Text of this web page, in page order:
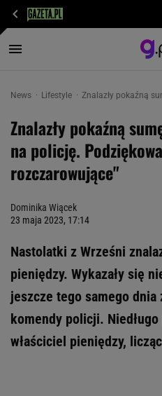
News Lifestyle Znalazły pokaźną
Znalazły pokaźną
na policję.
rozczarowujące"
Dominika Wiącek
23 maja 2023, 17:14
Nastolatki z Wrześni
pieniędzy. Wykazały się
jeszcze tego samego dnia
komendy policji. Niedługo
właściciel pieniędzy,